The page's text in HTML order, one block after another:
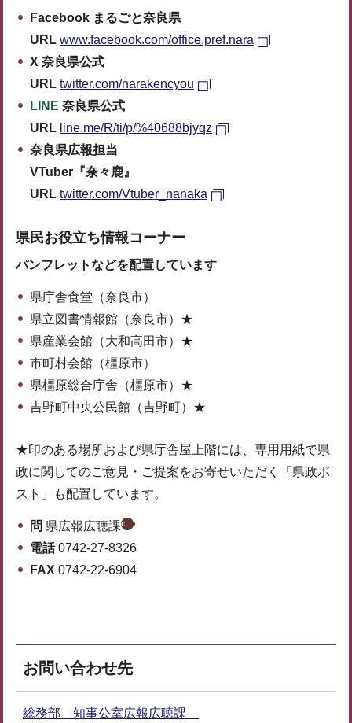
Facebook まるごと奈良県
URL www.facebook.com/office.pref.nara
X 奈良県公式
URL twitter.com/narakencyou
LINE 奈良県公式
URL line.me/R/ti/p/%40688bjyqz
奈良県広報担当
VTuber『奈々鹿』
URL twitter.com/Vtuber_nanaka
県民お役立ち情報コーナー
パンフレットなどを配置しています
県庁舎食堂（奈良市）
県立図書情報館（奈良市）★
県産業会館（大和高田市）★
市町村会館（橿原市）
県橿原総合庁舎（橿原市）★
吉野町中央公民館（吉野町）★
★印のある場所および県庁舎屋上階には、専用用紙で県
政に関してのご意見・ご提案をお寄せいただく「県政ポ
スト」も配置しています。
問 県広報広聴課
電話0742-27-8326
FAX 0742-22-6904
お問い合わせ先
総務部 知事公室広報広聴課